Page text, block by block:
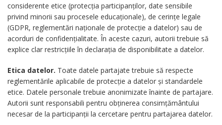
considerente etice (protecția participanților, date sensibile
privind minorii sau procesele educaționale), de cerințe legale
(GDPR, reglementări naționale de protecție a datelor) sau de
acorduri de confidențialitate. În aceste cazuri, autorii trebuie să
explice clar restricțiile în declarația de disponibilitate a datelor.
Etica datelor. Toate datele partajate trebuie să respecte
reglementările aplicabile de protecție a datelor și standardele
etice. Datele personale trebuie anonimizate înainte de partajare.
Autorii sunt responsabili pentru obținerea consimțământului
necesar de la participanții la cercetare pentru partajarea datelor.